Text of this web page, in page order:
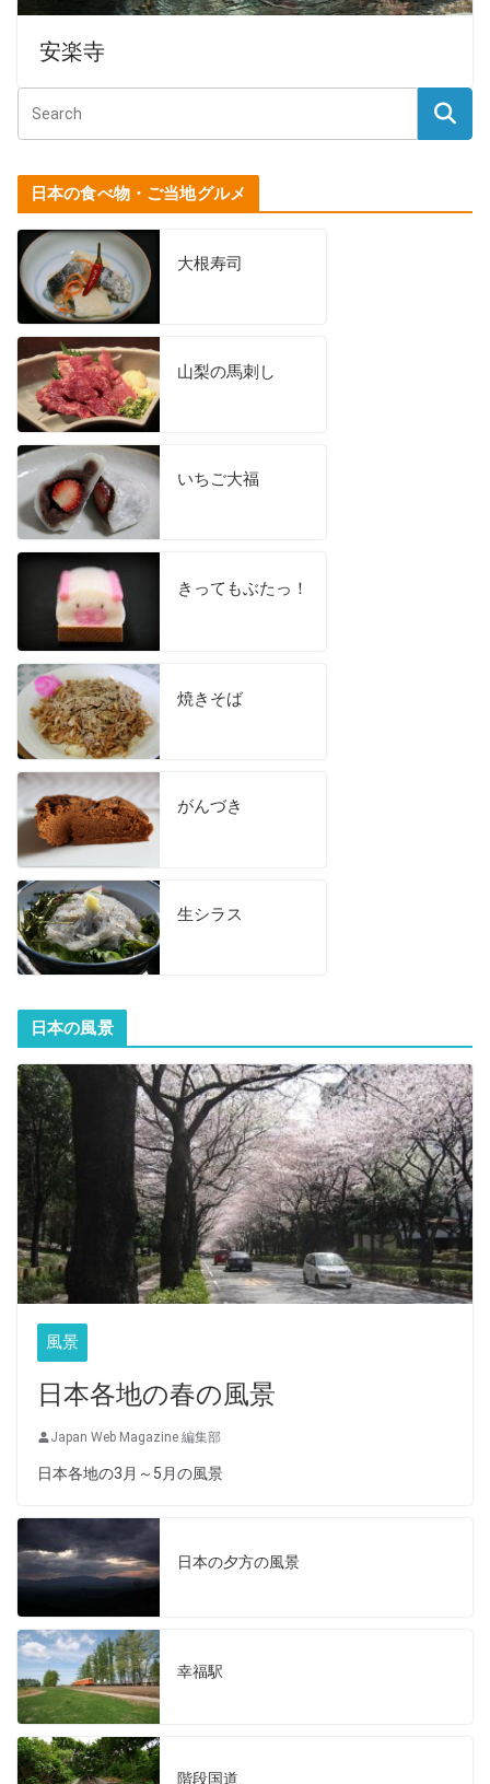
安楽寺
日本の食べ物・ご当地グルメ
大根寿司
山梨の馬刺し
いちご大福
きってもぶたっ！
焼きそば
がんづき
生シラス
日本の風景
風景
日本各地の春の風景
Japan Web Magazine 編集部
日本各地の3月～5月の風景
日本の夕方の風景
幸福駅
階段国道